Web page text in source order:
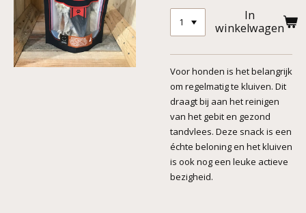
In
winkelwagen
Voor honden is het belangrijk
om regelmatig te kluiven. Dit
draagt bij aan het reinigen
van het gebit en gezond
tandvlees. Deze snack is een
échte beloning en het kluiven
is ook nog een leuke actieve
bezigheid.